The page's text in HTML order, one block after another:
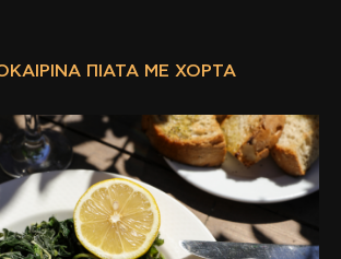
ΠΙΆΤΑ ΜΕ ΧΌΡΤΑ